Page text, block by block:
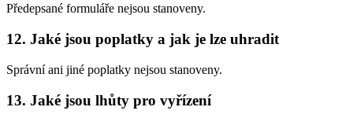
Předepsané formuláře nejsou stanoveny.
12. Jaké jsou poplatky a jak je lze uhradit
Správní ani jiné poplatky nejsou stanoveny.
13. Jaké jsou lhůty pro vyřízení